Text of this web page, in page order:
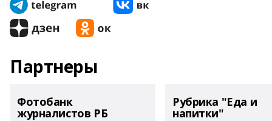
Партнеры
Фотобанк
журналистов РБ
Рубрика "Еда и
напитки"